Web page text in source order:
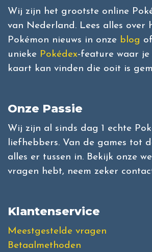
Wij zijn het grootste online
van Nederland. Lees alles over
Pokémon nieuws in onze blog
unieke Pokédex-feature waar je
kaart kan vinden die ooit is
Onze Passie
Wij zijn al sinds dag 1 echte
liefhebbers. Van de games tot
alles er tussen in. Bekijk onze
vragen hebt, neem zeker
Klantenservice
Meestgestelde vragen
Betaalmethoden